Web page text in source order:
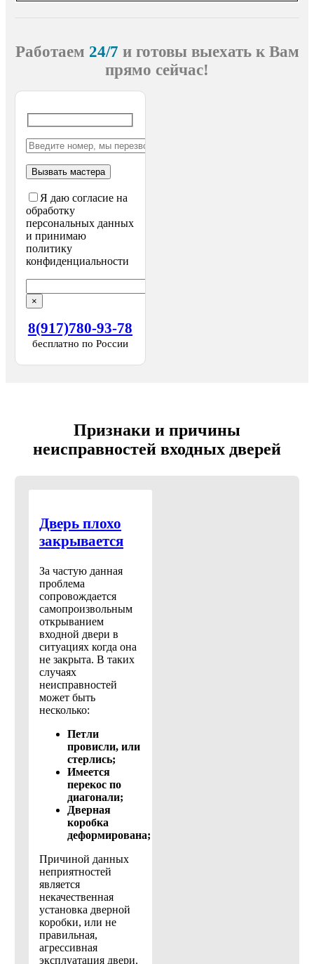
Работаем 24/7 и готовы выехать к Вам
прямо сейчас!
Я даю согласие на
обработку
персональных данных
и принимаю
политику
конфиденциальности
×
8(917)780-93-78
бесплатно по России
Признаки и причины
неисправностей входных дверей
Дверь плохо
закрывается
За частую данная
проблема
сопровождается
самопроизвольным
открыванием
входной двери в
ситуациях когда она
не закрыта. В таких
случаях
неисправностей
может быть
несколько:
Петли
провисли, или
стерлись;
Имеется
перекос по
диагонали;
Дверная
коробка
деформирована;
Причиной данных
неприятностей
является
некачественная
установка дверной
коробки, или не
правильная,
агрессивная
эксплуатация двери.